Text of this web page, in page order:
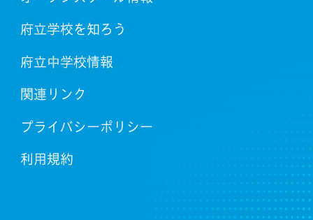
府立学校を知ろう
府立中学校情報
関連リンク
プライバシーポリシー
利用規約